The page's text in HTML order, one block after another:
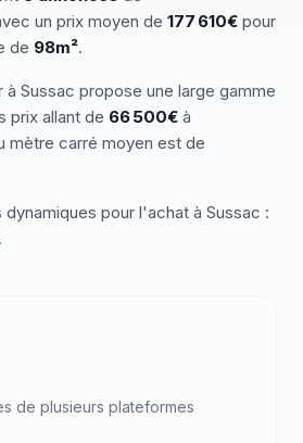
un prix moyen de 177 610€ pour
de 98m².
à Sussac propose une large gamme
prix allant de 66 500€ à
mètre carré moyen est de
pour l'achat à Sussac :
.
de plusieurs plateformes